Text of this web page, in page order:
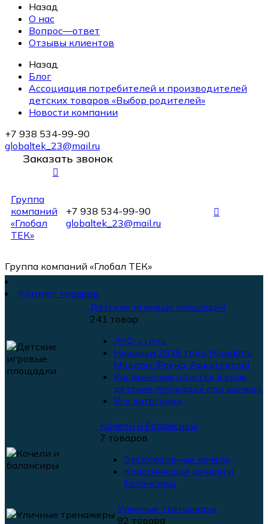
Назад
О нас
Вопрос—ответ
Отзывы клиентов
Назад
Блог
Ассоциация потребителей и производителей
детских товаров «Выбор родителей»
Новости компании
+7 938 534-99-90
globaltek_23@mail.ru
Заказать звонок
Группа
компаний
«Глобал
ТЕК»
+7 938 534-99-90
globaltek_23@mail.ru
Группа компаний «Глобал ТЕК»
Каталог товаров
Детские игровые площадки
241 товар
ЭКО-стиль
Новинки 2026 года (Корабль,
Модерн, Фауна, Архитектор)
Космическая одиссея (серия
детских площадок про космос)
Все категории
Качели и балансиры
7 товаров
Эксклюзивные качели
Классические качели и
балансиры
Уличные тренажеры
92 товара